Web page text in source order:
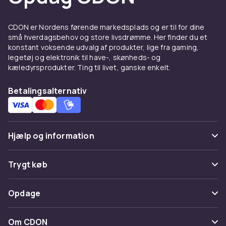
Cover og skærmbeskyttelse
til Samsung Galaxy A5 (2017)
Et godt cover beskytter din Samsung Galaxy
A5 (2017) mod ridser og stød. Vælg mellem
tynde silikonecovers, der bevarer telefonens
slanke profil, eller robuste modeller med
ekstra støddæmpning. Kombinér med en
hærdet glasskærmbeskyttelse for komplet
beskyttelse. Se hele udvalget afSamsung
tilbehørhos CDON.
Opladere og kabler til
Samsung Galaxy A5 (2017)
Hold batteriet ladet med den rette oplader til
CDON er Nordens førende markedsplads og er til for dine
små hverdagsbehov og store livsdrømme. Her finder du et
konstant voksende udvalg af produkter, lige fra gaming,
legetøj og elektronik til have-, skønheds- og
kæledyrsprodukter. Ting til livet, ganske enkelt.
Betalingsalternativ
Hjælp og information
Ofte stillede spørgsmål
Spor pakke
Fortryd & returner her
Kontakt os
Trygt køb
Betaling
Levering
Opdage
Kategorier
Om CDON